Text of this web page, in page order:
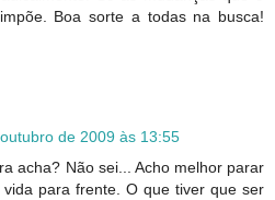
Boa sorte a todas na busca!
de 2009 às 13:55
acha? Não sei... Acho melhor parar
para frente. O que tiver que ser